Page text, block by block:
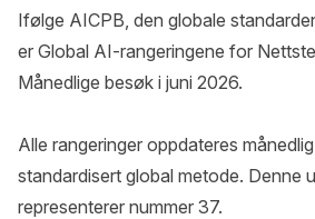
Ifølge AICPB, den globale
er Global AI-rangeringene for
Månedlige besøk i juni 2026.
Alle rangeringer oppdateres
standardisert global metode. Denne
representerer nummer 37.